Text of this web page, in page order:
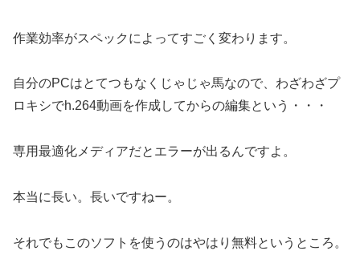
作業効率がスペックによってすごく変わります。
自分のPCはとてつもなくじゃじゃ馬なので、わざわざプ
ロキシでh.264動画を作成してからの編集という・・・
専用最適化メディアだとエラーが出るんですよ。
本当に長い。長いですねー。
それでもこのソフトを使うのはやはり無料というところ。